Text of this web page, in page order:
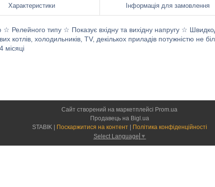
Характеристики Інформація для замовлення
Релейного типу ☆ Показує вхідну та вихідну напругу ☆
котлів, холодильників, TV, декількох приладів потужністю не
місяці
Сайт створений на маркетплейсі Prom.ua
Продавець на Bigl.ua
Поскаржитися на контент
Політика конфіденційності
Select Language ▼